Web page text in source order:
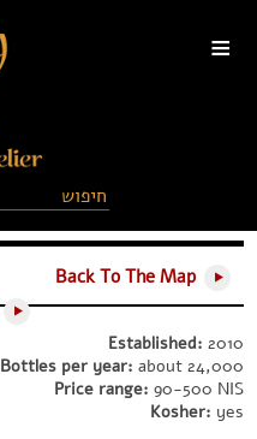
≡
Back To The Map
Established: 2010
Bottles per year: about 24,000
Price range: 90-500 NIS
Kosher: yes